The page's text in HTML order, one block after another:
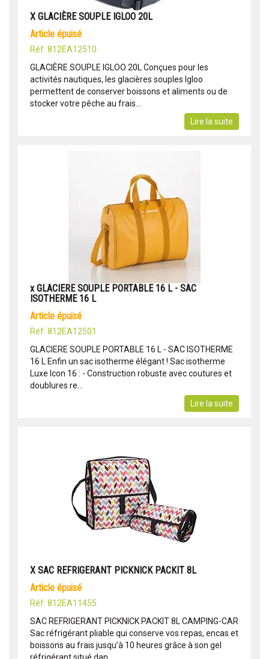
X GLACIÈRE SOUPLE IGLOO 20L
article épuisé
Réf: 812EA12510
GLACIÈRE SOUPLE IGLOO 20L Conçues pour les
activités nautiques, les glacières souples Igloo
permettent de conserver boissons et aliments ou de
stocker votre pêche au frais...
Lire la suite
x GLACIERE SOUPLE PORTABLE 16 L - SAC
ISOTHERME 16 L
article épuisé
Réf: 812EA12501
GLACIERE SOUPLE PORTABLE 16 L - SAC ISOTHERME
16 L Enfin un sac isotherme élégant ! Sac isotherme
Luxe Icon 16 : - Construction robuste avec coutures et
doublures re...
Lire la suite
X SAC REFRIGERANT PICKNICK PACKIT 8L
article épuisé
Réf: 812EA11455
SAC REFRIGERANT PICKNICK PACKIT 8L CAMPING-CAR
Sac réfrigérant pliable qui conserve vos repas, encas et
boissons au frais jusqu’à 10 heures grâce à son gel